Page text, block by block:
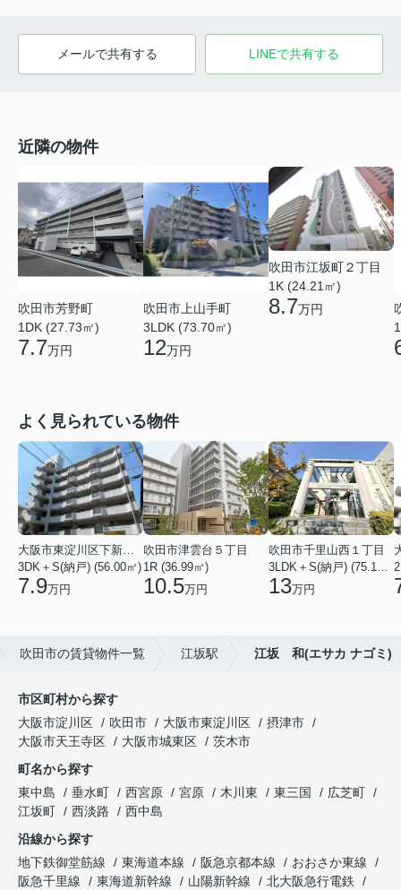
メールで共有する LINEで共有する
近隣の物件
吹田市芳野町
1DK (27.73㎡)
7.7万円
吹田市上山手町
3LDK (73.70㎡)
12万円
吹田市江坂町２丁目
1K (24.21㎡)
8.7万円
よく見られている物件
大阪市東淀川区下新庄２丁目
3DK＋S(納戸) (56.00㎡)
7.9万円
吹田市津雲台５丁目
1R (36.99㎡)
10.5万円
吹田市千里山西１丁目
3LDK＋S(納戸) (75.18㎡)
13万円
吹田市の賃貸物件一覧 江坂駅 江坂 和(エサカ ナゴミ)
市区町村から探す
大阪市淀川区
吹田市 大阪市東淀川区
摂津市
大阪市天王寺区
大阪市城東区
茨木市
町名から探す
東中島
垂水町 西宮原 宮原 木川東 東三国
広芝町
江坂町
西淡路
西中島
沿線から探す
地下鉄御堂筋線
東海道本線 阪急京都本線
おおさか東線
阪急千里線
東海道新幹線 山陽新幹線
北大阪急行電鉄